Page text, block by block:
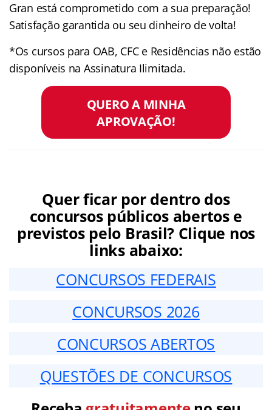
Gran está comprometido com a sua preparação!
Satisfação garantida ou seu dinheiro de volta!
*Os cursos para OAB, CFC e Residências não estão
disponíveis na Assinatura Ilimitada.
QUERO A MINHA
APROVAÇÃO!
Quer ficar por dentro dos
concursos públicos abertos e
previstos pelo Brasil? Clique nos
links abaixo:
CONCURSOS FEDERAIS
CONCURSOS 2026
CONCURSOS ABERTOS
QUESTÕES DE CONCURSOS